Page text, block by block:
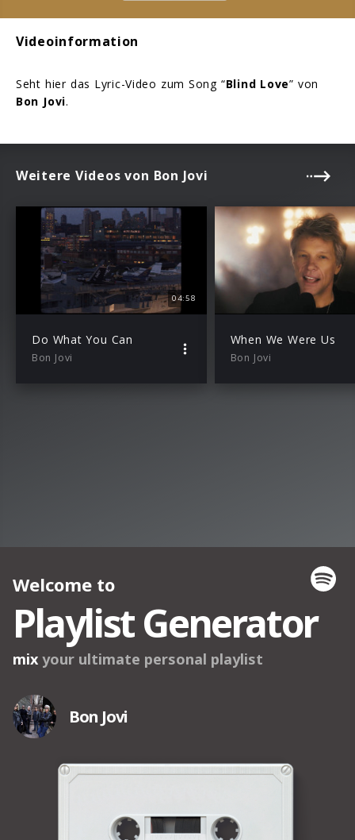
Videoinformation
Seht hier das Lyric-Video zum Song “Blind Love” von
Bon Jovi.
Weitere Videos von Bon Jovi
04:58
Do What You Can
Bon Jovi
When We Were Us
Bon Jovi